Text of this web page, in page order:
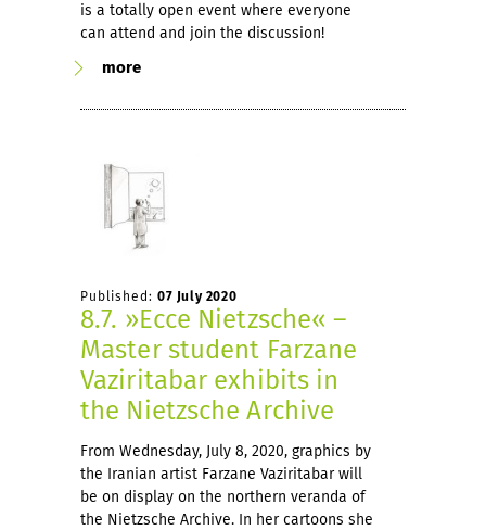
is a totally open event where everyone
can attend and join the discussion!
more
Published: 07 July 2020
8.7. »Ecce Nietzsche« –
Master student Farzane
Vaziritabar exhibits in
the Nietzsche Archive
From Wednesday, July 8, 2020, graphics by
the Iranian artist Farzane Vaziritabar will
be on display on the northern veranda of
the Nietzsche Archive. In her cartoons she